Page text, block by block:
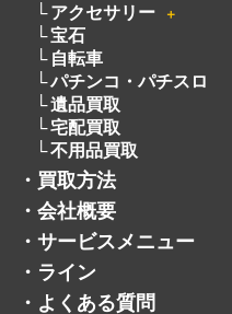
絵画
お酒
オーディオ
貴金属
アクセサリー
宝石
自転車
パチンコ・パチスロ
遺品買取
宅配買取
不用品買取
・ 買取方法
・ 会社概要